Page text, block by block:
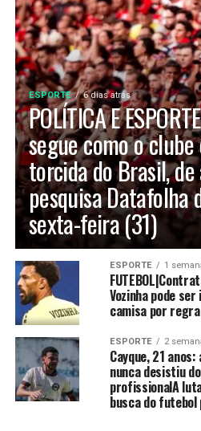
ESPORTE 6 dias atrás
POLÍTICA E
segue como o
torcida do Brasil,
pesquisa Datafolha
sexta-feira (31)
ESPORTE 1
Vozinha pode
camisa por
ESPORTE 2
Cayque, 21
nunca desistiu
profissionalA
busca do